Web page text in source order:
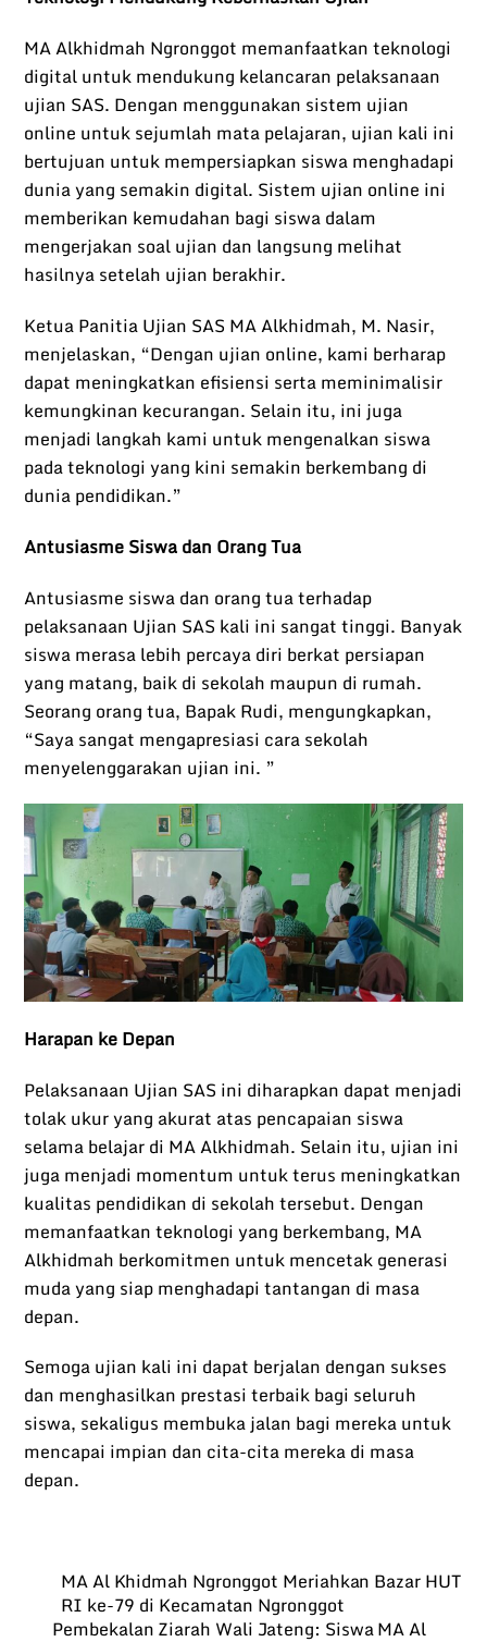
MA Alkhidmah Ngronggot memanfaatkan teknologi
digital untuk mendukung kelancaran pelaksanaan
ujian SAS. Dengan menggunakan sistem ujian
online untuk sejumlah mata pelajaran, ujian kali ini
bertujuan untuk mempersiapkan siswa menghadapi
dunia yang semakin digital. Sistem ujian online ini
memberikan kemudahan bagi siswa dalam
mengerjakan soal ujian dan langsung melihat
hasilnya setelah ujian berakhir.
Ketua Panitia Ujian SAS MA Alkhidmah, M. Nasir,
menjelaskan, “Dengan ujian online, kami berharap
dapat meningkatkan efisiensi serta meminimalisir
kemungkinan kecurangan. Selain itu, ini juga
menjadi langkah kami untuk mengenalkan siswa
pada teknologi yang kini semakin berkembang di
dunia pendidikan.”
Antusiasme Siswa dan Orang Tua
Antusiasme siswa dan orang tua terhadap
pelaksanaan Ujian SAS kali ini sangat tinggi. Banyak
siswa merasa lebih percaya diri berkat persiapan
yang matang, baik di sekolah maupun di rumah.
Seorang orang tua, Bapak Rudi, mengungkapkan,
“Saya sangat mengapresiasi cara sekolah
menyelenggarakan ujian ini. ”
Harapan ke Depan
Pelaksanaan Ujian SAS ini diharapkan dapat menjadi
tolak ukur yang akurat atas pencapaian siswa
selama belajar di MA Alkhidmah. Selain itu, ujian ini
juga menjadi momentum untuk terus meningkatkan
kualitas pendidikan di sekolah tersebut. Dengan
memanfaatkan teknologi yang berkembang, MA
Alkhidmah berkomitmen untuk mencetak generasi
muda yang siap menghadapi tantangan di masa
depan.
Semoga ujian kali ini dapat berjalan dengan sukses
dan menghasilkan prestasi terbaik bagi seluruh
siswa, sekaligus membuka jalan bagi mereka untuk
mencapai impian dan cita-cita mereka di masa
depan.
MA Al Khidmah Ngronggot Meriahkan Bazar HUT
RI ke-79 di Kecamatan Ngronggot
Pembekalan Ziarah Wali Jateng: Siswa MA Al